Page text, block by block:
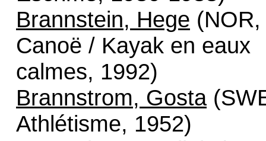
Brannstein, Hege (NOR,
Canoë / Kayak en eaux
calmes, 1992)
Brannstrom, Gosta
Athlétisme, 1952)